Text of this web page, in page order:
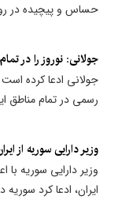
حساس و پیچیده در
جولانی: نوروز را در
جولانی ادعا کرده
رسمی در تمام مناطق
وزیر دارایی سوریه از
وزیر دارایی سوریه با
ایران، ادعا کرد